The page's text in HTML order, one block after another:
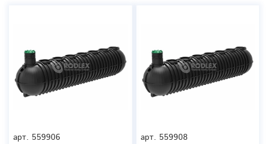
арт. 559906
арт. 559908